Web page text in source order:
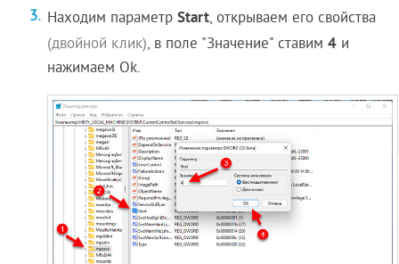
Находим параметрStart, открываем его свойства
(двойной клик), в поле "Значение" ставим4 и
нажимаем Ok.